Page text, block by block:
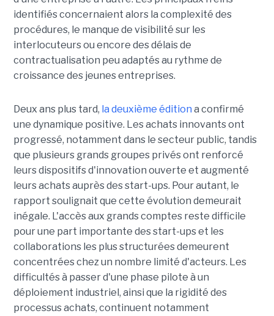
identifiés concernaient alors la complexité des
procédures, le manque de visibilité sur les
interlocuteurs ou encore des délais de
contractualisation peu adaptés au rythme de
croissance des jeunes entreprises.
Deux ans plus tard, la deuxième édition a confirmé
une dynamique positive. Les achats innovants ont
progressé, notamment dans le secteur public, tandis
que plusieurs grands groupes privés ont renforcé
leurs dispositifs d'innovation ouverte et augmenté
leurs achats auprès des start-ups. Pour autant, le
rapport soulignait que cette évolution demeurait
inégale. L'accès aux grands comptes reste difficile
pour une part importante des start-ups et les
collaborations les plus structurées demeurent
concentrées chez un nombre limité d'acteurs. Les
difficultés à passer d'une phase pilote à un
déploiement industriel, ainsi que la rigidité des
processus achats, continuent notamment